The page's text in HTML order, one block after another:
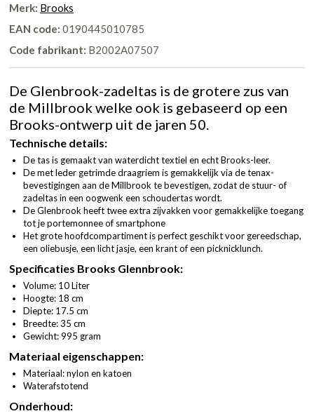
Merk: Brooks
EAN code: 0190445010785
Code fabrikant: B2002A07507
De Glenbrook-zadeltas is de grotere zus van
de Millbrook welke ook is gebaseerd op een
Brooks-ontwerp uit de jaren 50.
Technische details:
De tas is gemaakt van waterdicht textiel en echt Brooks-leer.
De met leder getrimde draagriem is gemakkelijk via de tenax-
bevestigingen aan de Millbrook te bevestigen, zodat de stuur- of
zadeltas in een oogwenk een schoudertas wordt.
De Glenbrook heeft twee extra zijvakken voor gemakkelijke toegang
tot je portemonnee of smartphone
Het grote hoofdcompartiment is perfect geschikt voor gereedschap,
een oliebusje, een licht jasje, een krant of een picknicklunch.
Specificaties Brooks Glennbrook:
Volume: 10 Liter
Hoogte: 18 cm
Diepte: 17.5 cm
Breedte: 35 cm
Gewicht: 995 gram
Materiaal eigenschappen:
Materiaal: nylon en katoen
Waterafstotend
Onderhoud: